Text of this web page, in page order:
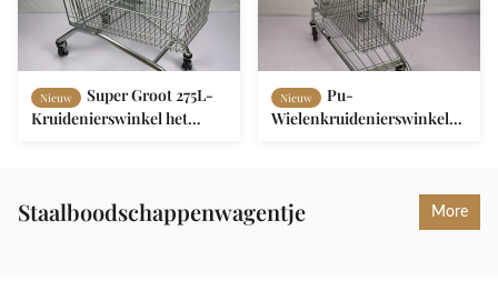
Nieuw
Super Groot 275L-
Kruidenierswinkel het
Nieuw
Pu-
Wielenkruidenierswinkel
met Drankchassis
Staalboodschappenwagentje More